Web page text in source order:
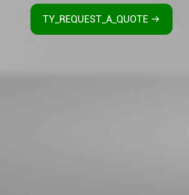
TY_REQUEST_A_QUOTE 